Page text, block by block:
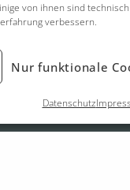
von ihnen sind
verbessern.
Nur funktionale
Datenschutz